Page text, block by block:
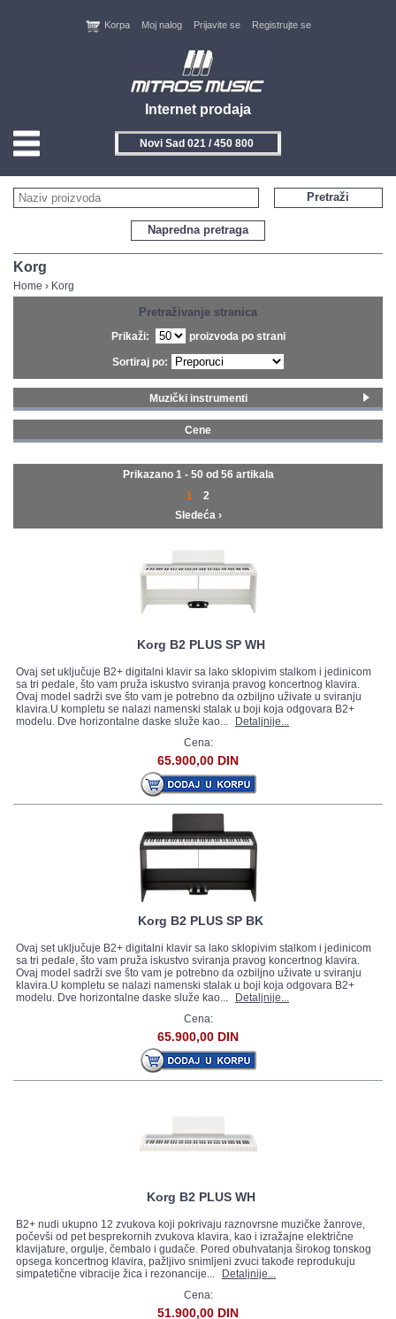
Internet prodaja
Korpa Moj nalog Prijavite se Registrujte se
Novi Sad 021 / 450 800
HOME
KONTAKT
NOVITETI
FEEDBACK
GALERIJA
Napredna pretraga
Pretraži
Korg
Home › Korg
Pretraživanje stranica
Prikaži: proizvoda po strani
Sortiraj po:
Muzički instrumenti
Gitare i bas gitare (11)
Klavijature (18)
(8)
Cene
500 - 749 € (5)
Prikazano 1 - 50 od 56 artikala
1
2
Sledeća ›
Korg B2 PLUS SP WH
Ovaj set uključuje B2+ digitalni klavir sa lako sklopivim stalkom i jedinicom
sa tri pedale, što vam pruža iskustvo sviranja pravog koncertnog klavira.
Ovaj model sadrži sve što vam je potrebno da ozbiljno uživate u sviranju
klavira.U kompletu se nalazi namenski stalak u boji koja odgovara B2+
modelu. Dve horizontalne daske služe kao...
Detaljnije...
Cena:
65.900,00 DIN
Korg B2 PLUS SP BK
Ovaj set uključuje B2+ digitalni klavir sa lako sklopivim stalkom i jedinicom
sa tri pedale, što vam pruža iskustvo sviranja pravog koncertnog klavira.
Ovaj model sadrži sve što vam je potrebno da ozbiljno uživate u sviranju
klavira.U kompletu se nalazi namenski stalak u boji koja odgovara B2+
modelu. Dve horizontalne daske služe kao...
Detaljnije...
Cena:
65.900,00 DIN
Korg B2 PLUS WH
B2+ nudi ukupno 12 zvukova koji pokrivaju raznovrsne muzičke žanrove,
počevši od pet besprekornih zvukova klavira, kao i izražajne električne
klavijature, orgulje, čembalo i gudače. Pored obuhvatanja širokog tonskog
opsega koncertnog klavira, pažljivo snimljeni zvuci takođe reprodukuju
simpatetične vibracije žica i rezonancije...
Detaljnije...
Cena:
51.900,00 DIN